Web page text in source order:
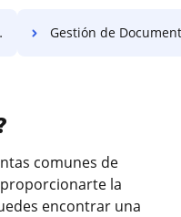
Gestión de Documentos Questys Proteger
comunes de
la
encontrar una